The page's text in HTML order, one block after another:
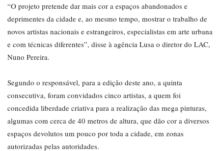
“O projeto pretende dar mais cor a espaços abandonados e
deprimentes da cidade e, ao mesmo tempo, mostrar o trabalho de
novos artistas nacionais e estrangeiros, especialistas em arte urbana
e com técnicas diferentes”, disse à agência Lusa o diretor do LAC,
Nuno Pereira.
Segundo o responsável, para a edição deste ano, a quinta
consecutiva, foram convidados cinco artistas, a quem foi
concedida liberdade criativa para a realização das mega pinturas,
algumas com cerca de 40 metros de altura, que dão cor a diversos
espaços devolutos um pouco por toda a cidade, em zonas
autorizadas pelas autoridades.